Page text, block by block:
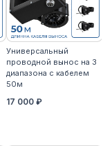
Универсальный
проводной вынос на 3
диапазона с кабелем
50м
17 000 ₽